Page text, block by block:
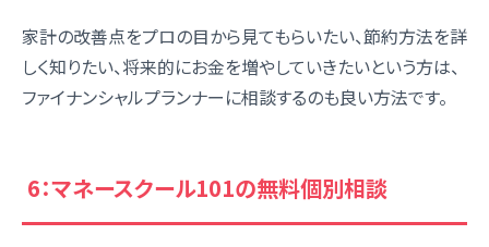
家計の改善点をプロの目から見てもらいたい、節約方法を詳
しく知りたい、将来的にお金を増やしていきたいという方は、
ファイナンシャルプランナーに相談するのも良い方法です。
6：マネースクール101の無料個別相談